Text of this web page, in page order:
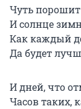
Чуть
И солнце
Как каждый
Да будет
И дней, что
Часов таких,